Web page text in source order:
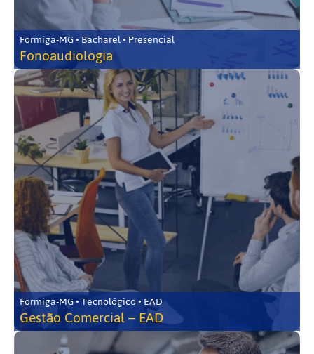
Formiga-MG • Bacharel • Presencial
Fonoaudiologia
Formiga-MG • Tecnológico • EAD
Gestão Comercial – EAD